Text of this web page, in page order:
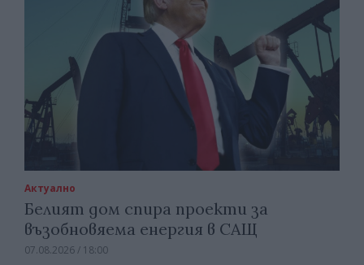
Актуално
Белият дом спира проекти за
възобновяема енергия в САЩ
07.08.2026 / 18:00